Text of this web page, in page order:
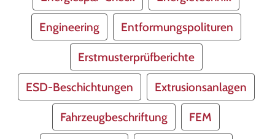
Engineering Entformungspolituren
Erstmusterprüfberichte
ESD-Beschichtungen Extrusionsanlagen
Fahrzeugbeschriftung FEM